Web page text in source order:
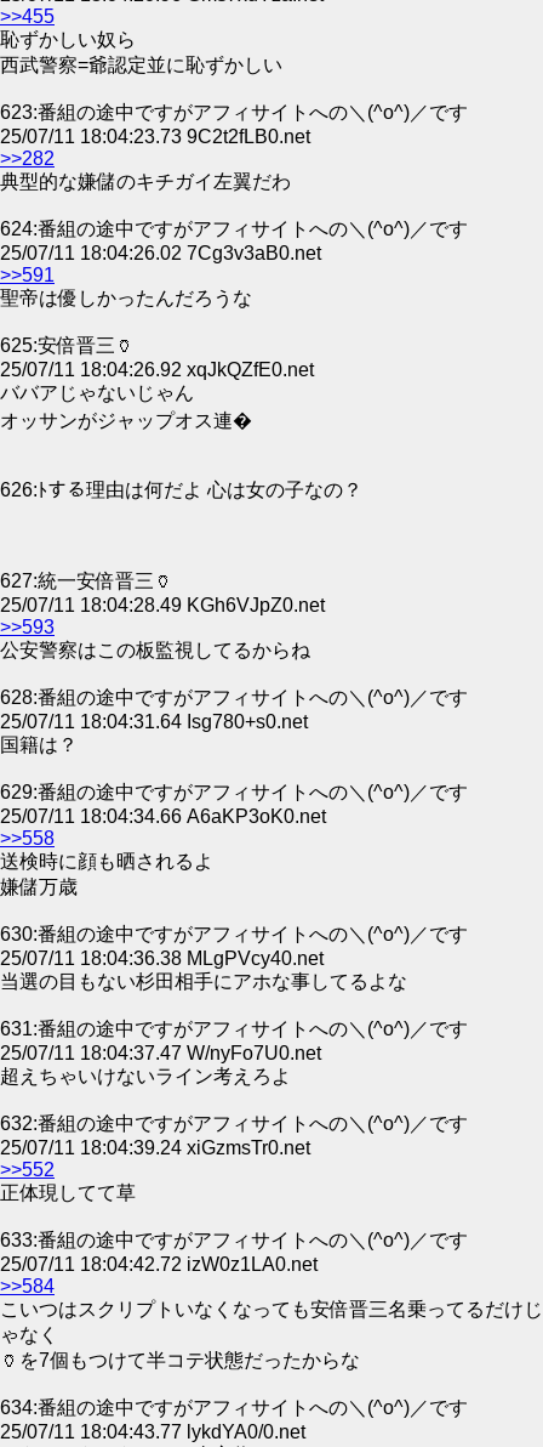
>>455
恥ずかしい奴ら
西武警察=爺認定並に恥ずかしい
623:番組の途中ですがアフィサイトへの＼(^o^)／です
25/07/11 18:04:23.73 9C2t2fLB0.net
>>282
典型的な嫌儲のキチガイ左翼だわ
624:番組の途中ですがアフィサイトへの＼(^o^)／です
25/07/11 18:04:26.02 7Cg3v3aB0.net
>>591
聖帝は優しかったんだろうな
625:安倍晋三🏺
25/07/11 18:04:26.92 xqJkQZfE0.net
ババアじゃないじゃん
オッサンがジャップオス連�
626:ﾄする理由は何だよ 心は女の子なの？
627:統一安倍晋三🏺
25/07/11 18:04:28.49 KGh6VJpZ0.net
>>593
公安警察はこの板監視してるからね
628:番組の途中ですがアフィサイトへの＼(^o^)／です
25/07/11 18:04:31.64 Isg780+s0.net
国籍は？
629:番組の途中ですがアフィサイトへの＼(^o^)／です
25/07/11 18:04:34.66 A6aKP3oK0.net
>>558
送検時に顔も晒されるよ
嫌儲万歳
630:番組の途中ですがアフィサイトへの＼(^o^)／です
25/07/11 18:04:36.38 MLgPVcy40.net
当選の目もない杉田相手にアホな事してるよな
631:番組の途中ですがアフィサイトへの＼(^o^)／です
25/07/11 18:04:37.47 W/nyFo7U0.net
超えちゃいけないライン考えろよ
632:番組の途中ですがアフィサイトへの＼(^o^)／です
25/07/11 18:04:39.24 xiGzmsTr0.net
>>552
正体現してて草
633:番組の途中ですがアフィサイトへの＼(^o^)／です
25/07/11 18:04:42.72 izW0z1LA0.net
>>584
こいつはスクリプトいなくなっても安倍晋三名乗ってるだけじ
ゃなく
🏺を7個もつけて半コテ状態だったからな
634:番組の途中ですがアフィサイトへの＼(^o^)／です
25/07/11 18:04:43.77 lykdYA0/0.net